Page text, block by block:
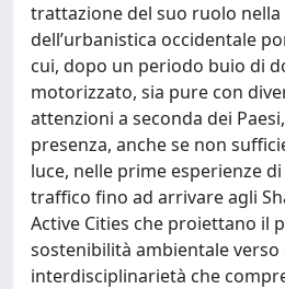
trattazione del suo ruolo
dell’urbanistica occidentale
cui, dopo un periodo buio di
motorizzato, sia pure con
attenzioni a seconda dei
presenza, anche se non
luce, nelle prime esperienze
traffico fino ad arrivare agli
Active Cities che proiettano il
sostenibilità ambientale verso
interdisciplinarietà che